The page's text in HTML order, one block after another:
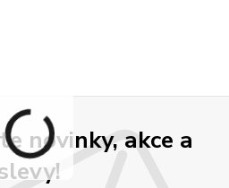
novinky, akce a